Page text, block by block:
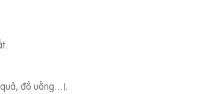
đồ uống…).